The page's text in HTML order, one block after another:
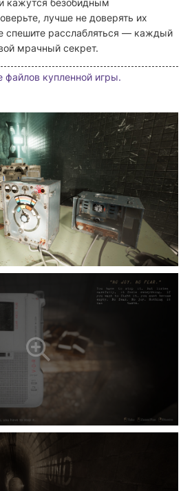
кажутся безобидным
лучше не доверять их
спешите расслабляться — каждый
мрачный секрет.
файлов купленной игры.